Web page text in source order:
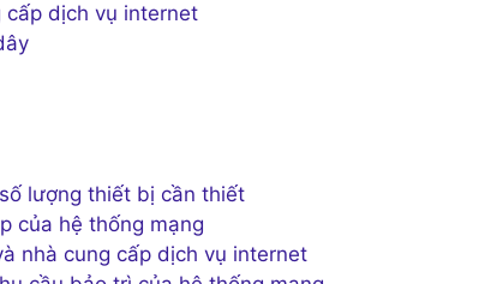
cấp dịch vụ internet
lượng thiết bị cần thiết
của hệ thống mạng
nhà cung cấp dịch vụ internet